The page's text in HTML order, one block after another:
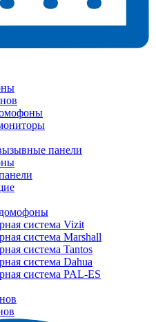
панели
система Vizit
система Marshall
система Tantos
система Dahua
система PAL-ES